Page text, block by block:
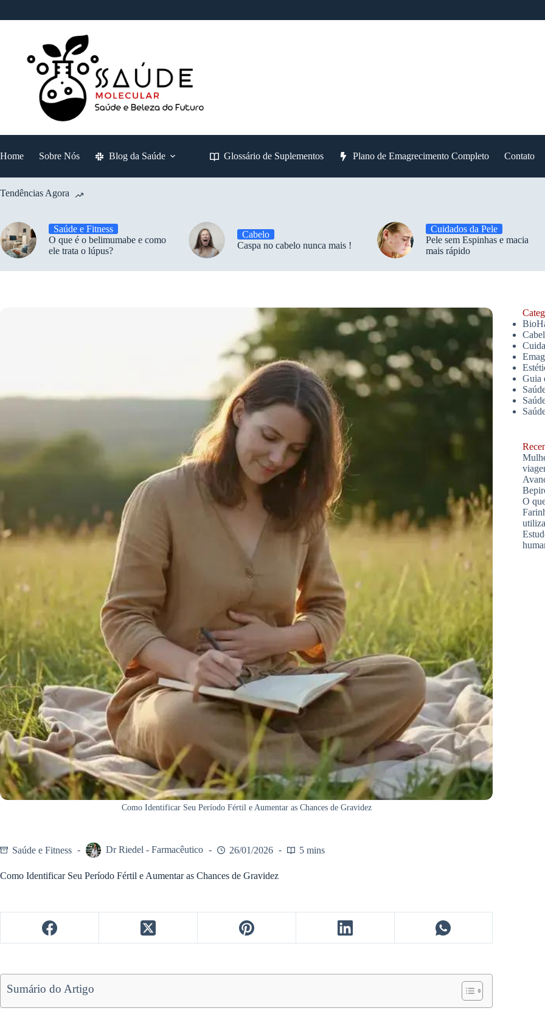
Home Sobre Nós Blog da Saúde Glossário de Suplementos Plano de Emagrecimento Completo Contato
Tendências Agora
Saúde e Fitness
O que é o belimumabe e como
ele trata o lúpus?
Cabelo
Caspa no cabelo nunca mais !
Cuidados da Pele
Pele sem Espinhas e macia
mais rápido
Como Identificar Seu Período Fértil e Aumentar as Chances de Gravidez
Saúde e Fitness Dr Riedel - Farmacêutico 26/01/2026 5 mins
Como Identificar Seu Período Fértil e Aumentar as Chances de Gravidez
Sumário do Artigo
Guia
O